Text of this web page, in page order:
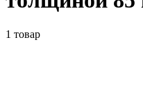
1 товар